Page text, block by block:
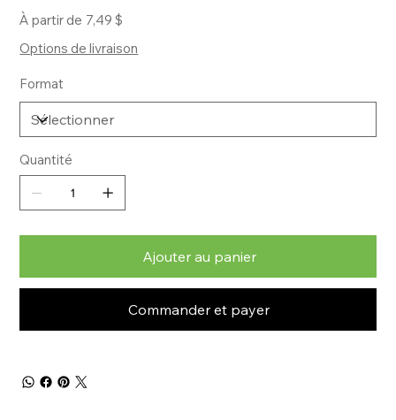
À partir de Prix
7,49 $
Options de livraison
Format
Quantité
Ajouter au panier
Commander et payer